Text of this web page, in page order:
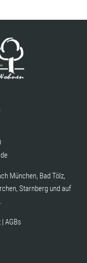
München, Bad Tölz,
Starnberg und auf
AGBs